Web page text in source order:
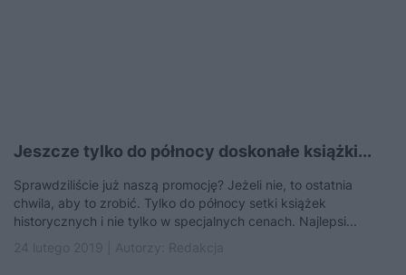
Jeszcze tylko do północy doskonałe książki...
Sprawdziliście już naszą promocję? Jeżeli nie, to ostatnia
chwila, aby to zrobić. Tylko do północy setki książek
historycznych i nie tylko w specjalnych cenach. Najlepsi...